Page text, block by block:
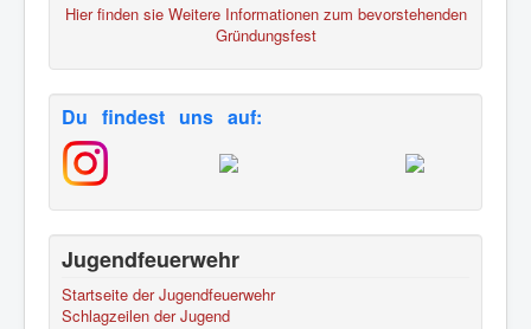
Hier finden sie Weitere Informationen zum bevorstehenden
Gründungsfest
Du findest uns auf:
Jugendfeuerwehr
Startseite der Jugendfeuerwehr
Schlagzeilen der Jugend